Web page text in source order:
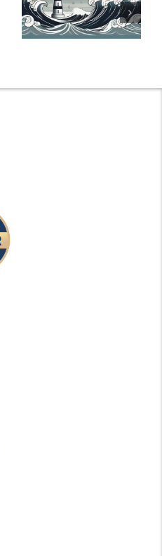
Bauzinsen: Ein
Blick in die